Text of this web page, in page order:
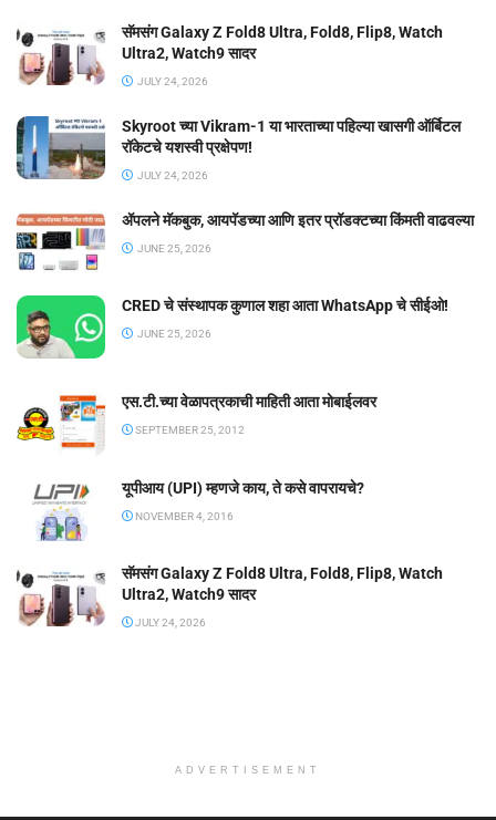
सॅमसंग Galaxy Z Fold8 Ultra, Fold8, Flip8, Watch
Ultra2, Watch9 सादर
JULY 24, 2026
Skyroot च्या Vikram-1 या भारताच्या पहिल्या खासगी ऑर्बिटल
रॉकेटचे यशस्वी प्रक्षेपण!
JULY 24, 2026
ॲपलने मॅकबुक, आयपॅडच्या आणि इतर प्रॉडक्टच्या किंमती वाढवल्या
JUNE 25, 2026
CRED चे संस्थापक कुणाल शहा आता WhatsApp चे सीईओ!
JUNE 25, 2026
एस.टी.च्या वेळापत्रकाची माहिती आता मोबाईलवर
SEPTEMBER 25, 2012
यूपीआय (UPI) म्हणजे काय, ते कसे वापरायचे?
NOVEMBER 4, 2016
सॅमसंग Galaxy Z Fold8 Ultra, Fold8, Flip8, Watch
Ultra2, Watch9 सादर
JULY 24, 2026
ADVERTISEMENT